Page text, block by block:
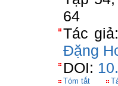
64
Tác giả:
Đặng
DOI:
Tóm tắt